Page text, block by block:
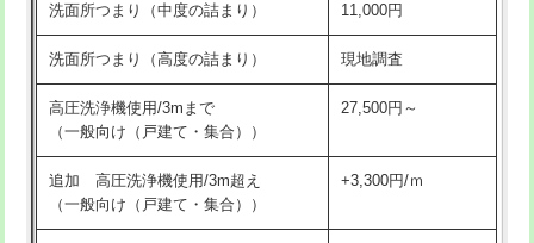
洗面台設置 38,500円
バスタブ設置 現場見積
追加人工 16,500円
廃棄・処分
※給水管工事は20mmまでの価格です。
持込商品取付（浄水器・分岐水栓） 16,500円
給水管工事※（ホール加工) 16,500円
給水管工事※（バンド止め)
給水管工事※（支持金具設置) 5,500円
給水管工事※（保温材使用（バンド止
5,500円
洗面所つまり（中度の詰まり） 11,000円
洗面所つまり（高度の詰まり） 現地調査
高圧洗浄機使用/3mまで
（一般向け（戸建て・集合））
27,500円～
追加 高圧洗浄機使用/3m超え
（一般向け（戸建て・集合））
+3,300円/ｍ